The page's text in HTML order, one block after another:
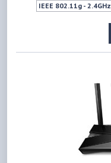
IEEE 802.11g - 2.4GHz